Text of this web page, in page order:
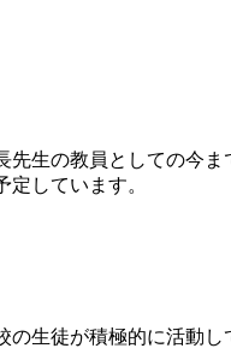
生の教員としての今ま
しています。
生徒が積極的に活動し